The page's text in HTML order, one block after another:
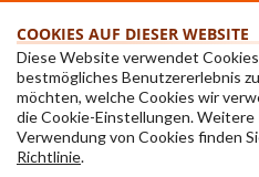
COOKIES AUF DIESER WEBSITE
Diese Website verwendet
bestmögliches Benutzererlebnis
möchten, welche Cookies wir
die Cookie-Einstellungen.
Verwendung von Cookies finden
Richtlinie.